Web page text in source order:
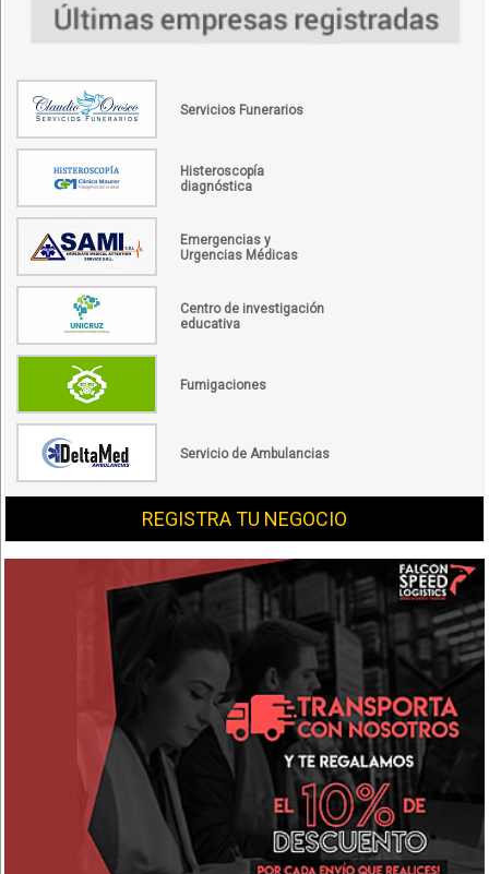
Servicios Funerarios
Histeroscopía
diagnóstica
Emergencias y
Urgencias Médicas
Centro de investigación
educativa
Fumigaciones
Servicio de Ambulancias
REGISTRA TU NEGOCIO